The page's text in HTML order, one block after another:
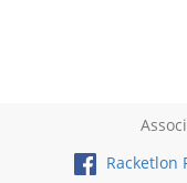
Racketlon